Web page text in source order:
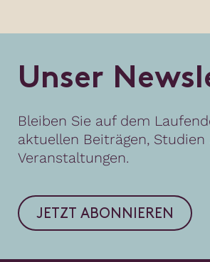
Unser Newsl
Bleiben Sie auf dem
aktuellen Beiträgen, Studien
Veranstaltungen.
JETZT ABONNIEREN